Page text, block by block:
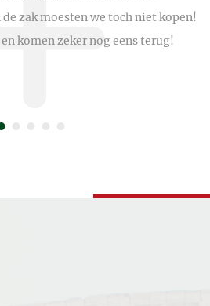
zak moesten we toch niet kopen!
komen zeker nog eens terug!